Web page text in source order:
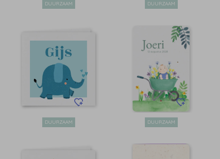
DUURZAAM DUURZAAM
DUURZAAM DUURZAAM